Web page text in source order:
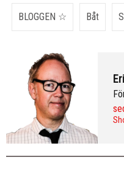
BLOGGEN ☆ Båt